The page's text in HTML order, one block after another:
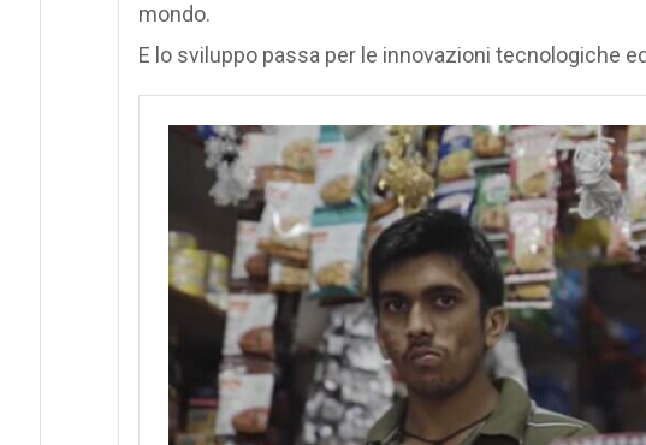
mondo.
E lo sviluppo passa per le innovazioni tecnologiche